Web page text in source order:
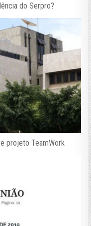
do Serpro?
projeto TeamWork